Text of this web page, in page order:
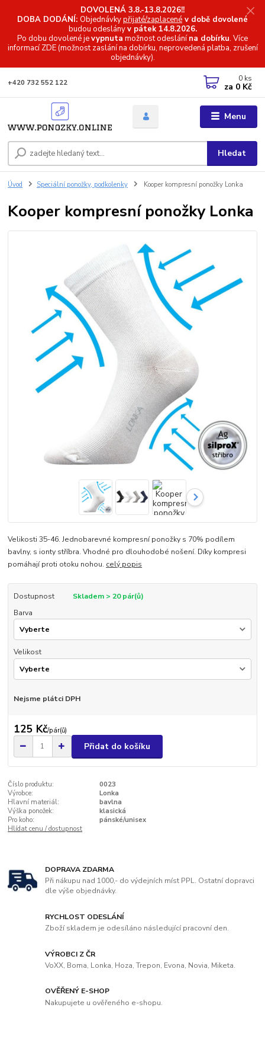
DOVOLENÁ 3.8.-13.8.2026!!
DOBA DODÁNÍ: Objednávkypřijaté/zaplacené v době dovolené
budou odeslányv pátek 14.8.2026.
Po dobu dovolené jevypnuta možnost odeslánína dobírku. Více
informacíZDE (možnost zaslání na dobírku, neprovedená platba, zrušení
objednávky).
Menu
Hledat
+420 732 552 122 0 ks
za 0 Kč
Úvod Speciální ponožky, podkolenky Kooper kompresní ponožky Lonka
Kooper kompresní ponožky Lonka
Velikosti 35-46. Jednobarevné kompresní ponožky s 70% podílem
bavlny, s ionty stříbra. Vhodné pro dlouhodobé nošení. Díky kompresi
pomáhají proti otoku nohou. celý popis
Dostupnost
Skladem > 20 pár(ů)
Barva
Velikost
Nejsme plátci DPH
125 Kč/pár(ů)
Přidat do košíku
Číslo produktu:
0023
Výrobce:
Lonka
Hlavní materiál:
bavlna
Výška ponožek:
klasická
Pro koho:
pánské/unisex
Hlídat cenu / dostupnost
DOPRAVA ZDARMA
Při nákupu nad 1000,- do výdejních míst PPL. Ostatní dopravci
dle výše objednávky.
RYCHLOST ODESLÁNÍ
Zboží skladem je odesíláno následující pracovní den.
VÝROBCI Z ČR
VoXX, Boma, Lonka, Hoza, Trepon, Evona, Novia, Miketa.
OVĚŘENÝ E-SHOP
Nakupujete u ověřeného e-shopu.